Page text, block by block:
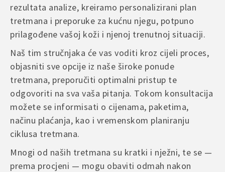
rezultata analize, kreiramo personalizirani plan
tretmana i preporuke za kućnu njegu, potpuno
prilagođene vašoj koži i njenoj trenutnoj situaciji.
Naš tim stručnjaka će vas voditi kroz cijeli proces,
objasniti sve opcije iz naše široke ponude
tretmana, preporučiti optimalni pristup te
odgovoriti na sva vaša pitanja. Tokom konsultacija
možete se informisati o cijenama, paketima,
načinu plaćanja, kao i vremenskom planiranju
ciklusa tretmana.
Mnogi od naših tretmana su kratki i nježni, te se —
prema procjeni — mogu obaviti odmah nakon